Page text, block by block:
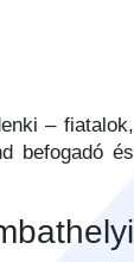
– fiatalok,
befogadó és